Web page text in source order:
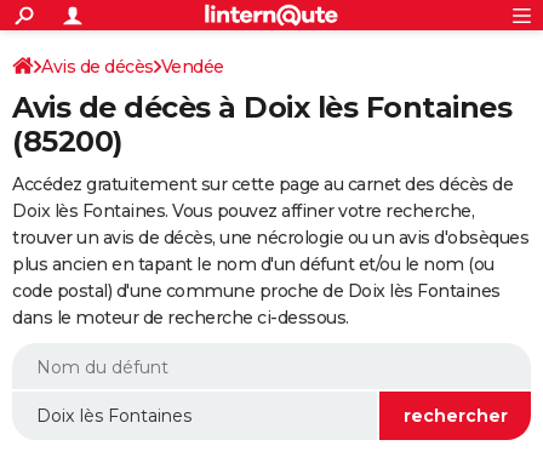
ACTUALITÉS
Politique
Société
Faits Divers
Education
Monde
Villes
+
SPORT
Coupe du monde 2026
Football
Tennis
Cyclisme
Rugby
Forum
FINANCE
Retraite
Impôts
Epargne
Immobilier
Risques naturels par ville
Banque
Assurance
Crédit
Essais
Réserver un essai
Citadines
Berlines
SUV
Forum auto
+
HIGH-TECH
Mobiles
Meilleur smartphone
Internet
Ordinateurs
Jeux vidéo
Guide high-tech
+
BRICOLAGE
Forum
Aménagement intérieur
Extérieur
Cuisine
Salle de bains
Jardinage
Rangement
WEEK-END
Guides de France
Escapades
Patrimoine
Expositions
Musées
Week-end nature
LIFESTYLE
Avis de décès Vendée
Avis de décès à Doix lès Fontaines
(85200)
Accédez gratuitement sur cette page au carnet des décès de
Doix lès Fontaines. Vous pouvez affiner votre recherche,
trouver un avis de décès, une nécrologie ou un avis d'obsèques
plus ancien en tapant le nom d'un défunt et/ou le nom (ou
code postal) d'une commune proche de Doix lès Fontaines
dans le moteur de recherche ci-dessous.